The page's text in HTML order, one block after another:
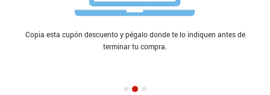
Copia esta cupón descuento y pégalo donde te lo indiquen antes de
terminar tu compra.